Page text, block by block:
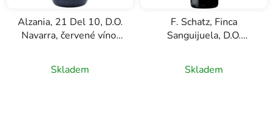
Alzania, 21 Del 10, D.O.
Navarra, červené víno,
Skladem
F. Schatz, Finca
Sanguijuela, D.O.
červené víno, 0,75l
Skladem